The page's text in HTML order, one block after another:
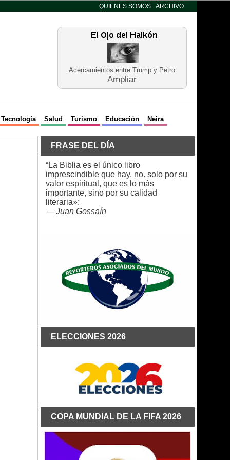
QUIENES SOMOS ARCHIVO
Acercamientos entre Trump y Petro
Ampliar
Tecnología Salud Turismo Educación Neira
FRASE DEL DÍA
“La Biblia es el único libro
imprescindible que hay, no. solo por su
valor espiritual, que es lo más
importante, sino por su calidad
literaria»:
— Juan Gossaín
ELECCIONES 2026
COPA MUNDIAL DE LA FIFA 2026